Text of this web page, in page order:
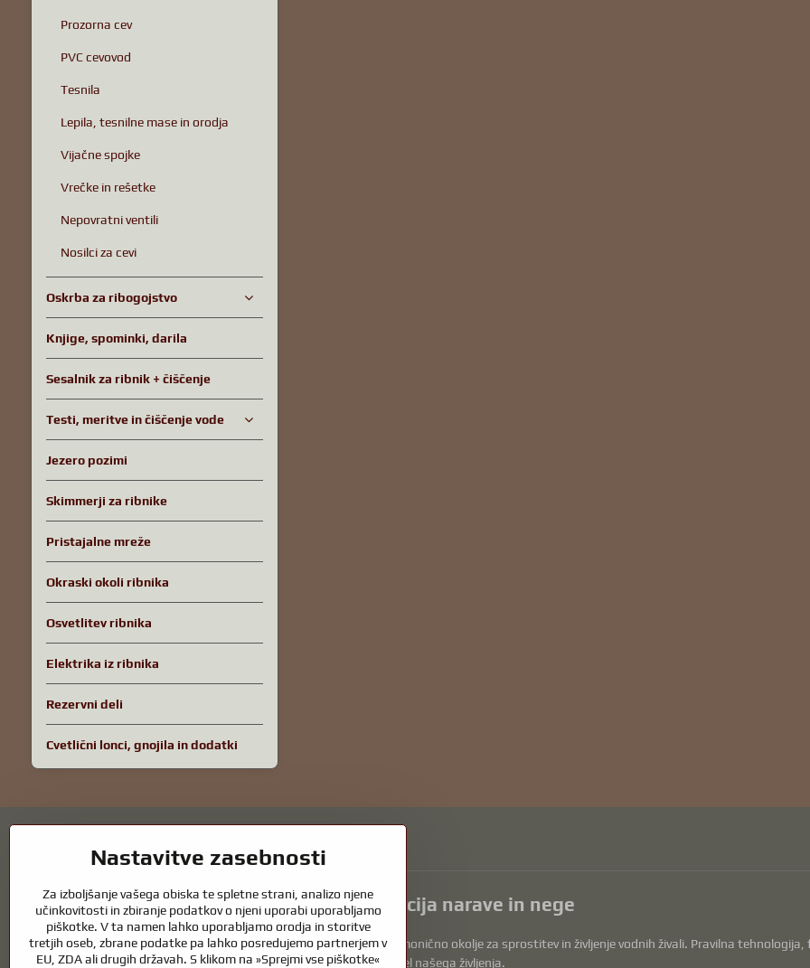
Prozorna cev
PVC cevovod
Tesnila
Lepila, tesnilne mase in orodja
Vijačne spojke
Vrečke in rešetke
Nepovratni ventili
Nosilci za cevi
Oskrba za ribogojstvo
Knjige, spominki, darila
Sesalnik za ribnik + čiščenje
Testi, meritve in čiščenje vode
Jezero pozimi
Skimmerji za ribnike
Pristajalne mreže
Okraski okoli ribnika
Osvetlitev ribnika
Elektrika iz ribnika
Rezervni deli
Cvetlični lonci, gnojila in dodatki
Vrtni ribniki in oprema za konje – kombinacija narave in nege
Vrtni ribniki so čudovit dodatek k vsaki zunanjosti in ustvarjajo harmonično okolje za sprostitev in življenje vodnih živali. Pravilna
zdrav ribnik skozi vse leto. Enako pomembna je skrb za živali, ki so del našega življenja.
Nastavitve zasebnosti
Za izboljšanje vašega obiska te spletne strani, analizo njene
učinkovitosti in zbiranje podatkov o njeni uporabi uporabljamo
piškotke. V ta namen lahko uporabljamo orodja in storitve
tretjih oseb, zbrane podatke pa lahko posredujemo partnerjem v
EU, ZDA ali drugih državah. S klikom na »Sprejmi vse piškotke«